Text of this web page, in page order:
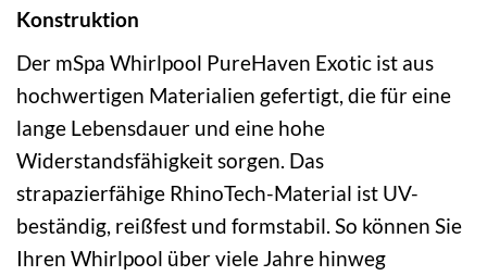
Konstruktion
Der mSpa Whirlpool PureHaven Exotic ist aus
hochwertigen Materialien gefertigt, die für eine
lange Lebensdauer und eine hohe
Widerstandsfähigkeit sorgen. Das
strapazierfähige RhinoTech-Material ist UV-
beständig, reißfest und formstabil. So können Sie
Ihren Whirlpool über viele Jahre hinweg